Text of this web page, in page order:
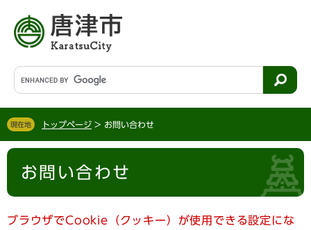
す
。
し
て
文
G
o
g
l
ス
検
現在地 トップページ > お問い合わせ
本
お問い合わせ
ブラウザでCookie（クッキー）が使用できる設定にな